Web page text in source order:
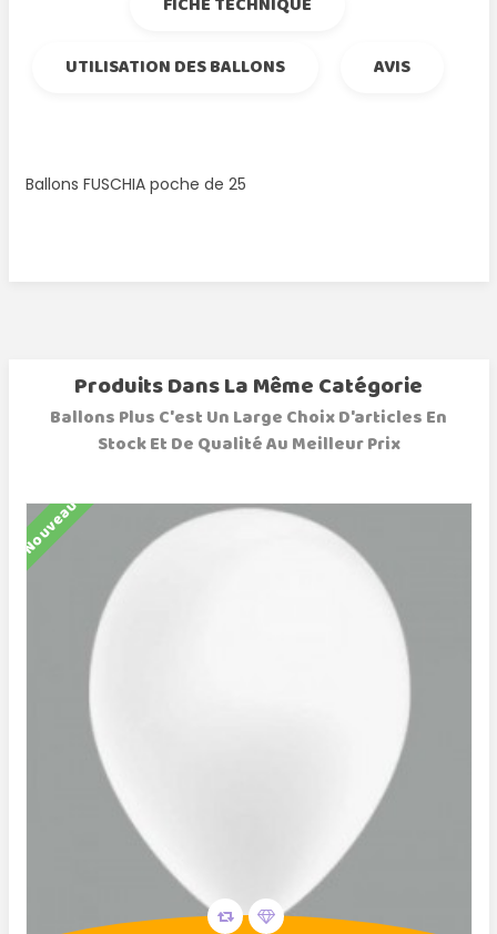
UTILISATION DES BALLONS
AVIS
Ballons FUSCHIA poche de 25
Produits Dans La Même Catégorie
Ballons Plus C'est Un Large Choix D'articles En
Stock Et De Qualité Au Meilleur Prix
Nouveau